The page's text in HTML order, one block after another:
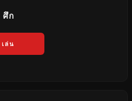
ศึก
เล่น